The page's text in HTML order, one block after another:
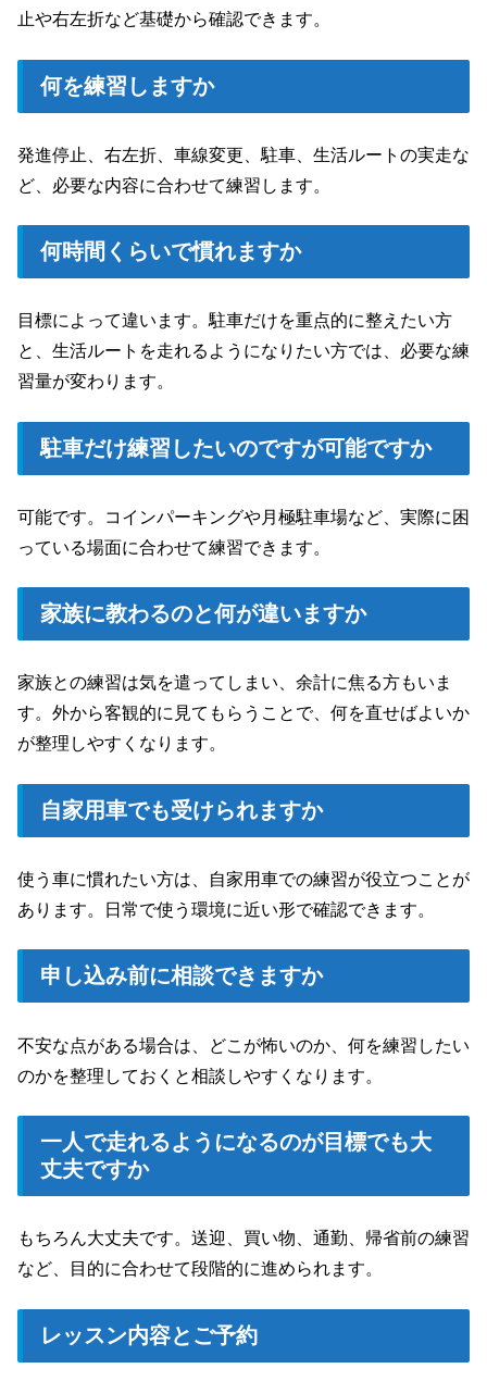
止や右左折など基礎から確認できます。
何を練習しますか
発進停止、右左折、車線変更、駐車、生活ルートの実走な
ど、必要な内容に合わせて練習します。
何時間くらいで慣れますか
目標によって違います。駐車だけを重点的に整えたい方
と、生活ルートを走れるようになりたい方では、必要な練
習量が変わります。
駐車だけ練習したいのですが可能ですか
可能です。コインパーキングや月極駐車場など、実際に困
っている場面に合わせて練習できます。
家族に教わるのと何が違いますか
家族との練習は気を遣ってしまい、余計に焦る方もいま
す。外から客観的に見てもらうことで、何を直せばよいか
が整理しやすくなります。
自家用車でも受けられますか
使う車に慣れたい方は、自家用車での練習が役立つことが
あります。日常で使う環境に近い形で確認できます。
申し込み前に相談できますか
不安な点がある場合は、どこが怖いのか、何を練習したい
のかを整理しておくと相談しやすくなります。
一人で走れるようになるのが目標でも大
丈夫ですか
もちろん大丈夫です。送迎、買い物、通勤、帰省前の練習
など、目的に合わせて段階的に進められます。
レッスン内容とご予約